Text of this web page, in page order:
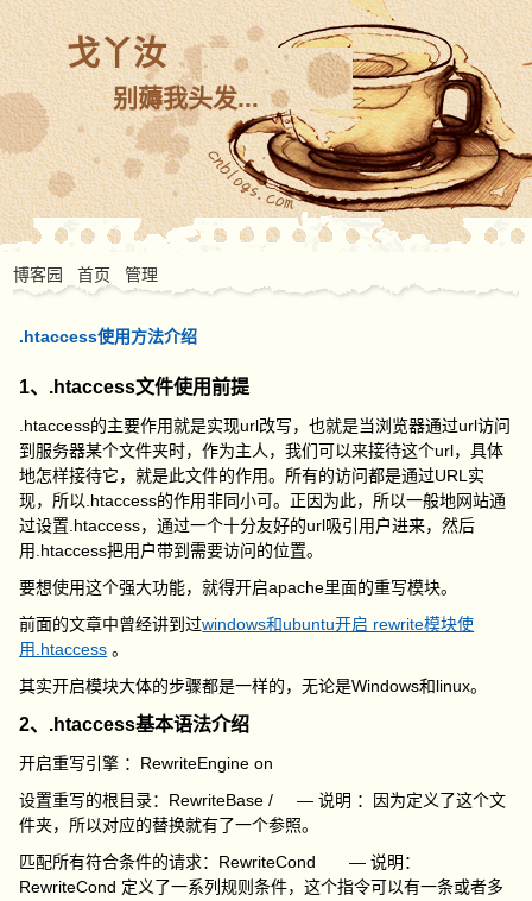
戈丫汝
别薅我头发...
博客园 首页 管理
.htaccess使用方法介绍
1、.htaccess文件使用前提
.htaccess的主要作用就是实现url改写，也就是当浏览器通过url访问
到服务器某个文件夹时，作为主人，我们可以来接待这个url，具体
地怎样接待它，就是此文件的作用。所有的访问都是通过URL实
现，所以.htaccess的作用非同小可。正因为此，所以一般地网站通
过设置.htaccess，通过一个十分友好的url吸引用户进来，然后
用.htaccess把用户带到需要访问的位置。
要想使用这个强大功能，就得开启apache里面的重写模块。
前面的文章中曾经讲到过windows和ubuntu开启 rewrite模块使
用.htaccess 。
其实开启模块大体的步骤都是一样的，无论是Windows和linux。
2、.htaccess基本语法介绍
开启重写引擎 ：RewriteEngine on
设置重写的根目录：RewriteBase / — 说明 ：因为定义了这个文
件夹，所以对应的替换就有了一个参照。
匹配所有符合条件的请求：RewriteCond — 说明：
RewriteCond 定义了一系列规则条件，这个指令可以有一条或者多